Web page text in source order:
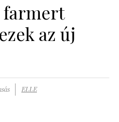
farmert
az új
ELLE